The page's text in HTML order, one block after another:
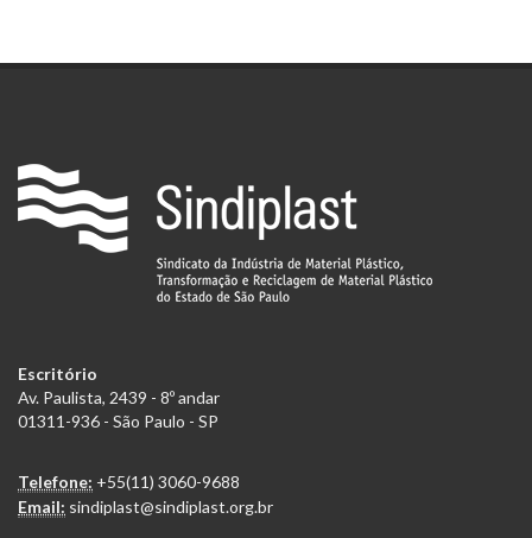
Escritório
Av. Paulista, 2439 - 8º andar
01311-936 - São Paulo - SP
Telefone: +55(11) 3060-9688
Email: sindiplast@sindiplast.org.br